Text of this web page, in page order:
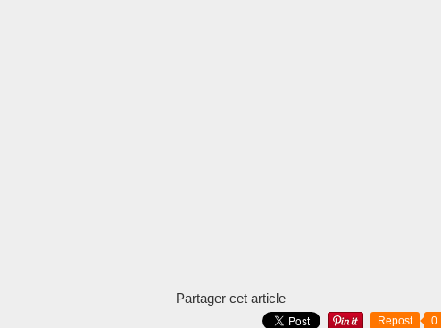
Partager cet article
Repost 0